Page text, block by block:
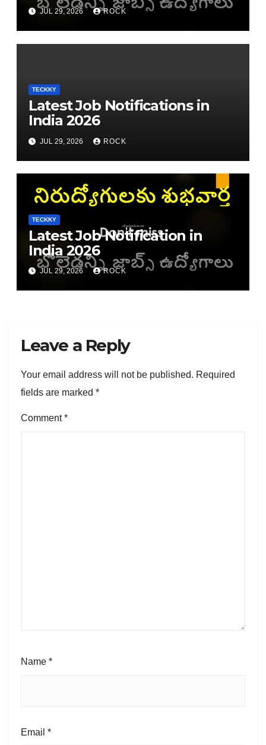
JUL 29, 2026 ROCK
TECKKY
Latest Job Notifications in
India 2026
JUL 29, 2026 ROCK
TECKKY
Latest Job Notification in
India 2026
JUL 29, 2026 ROCK
Leave a Reply
Your email address will not be published. Required
fields are marked *
Comment*
Name *
Email *